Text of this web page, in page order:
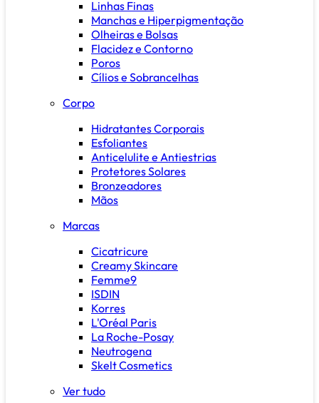
Linhas Finas
Manchas e Hiperpigmentação
Olheiras e Bolsas
Flacidez e Contorno
Poros
Cílios e Sobrancelhas
Corpo
Hidratantes Corporais
Esfoliantes
Anticelulite e Antiestrias
Protetores Solares
Bronzeadores
Mãos
Marcas
Cicatricure
Creamy Skincare
Femme9
ISDIN
Korres
L'Oréal Paris
La Roche-Posay
Neutrogena
Skelt Cosmetics
Ver tudo